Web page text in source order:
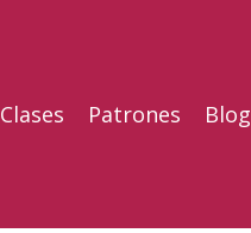
Clases Patrones Blog